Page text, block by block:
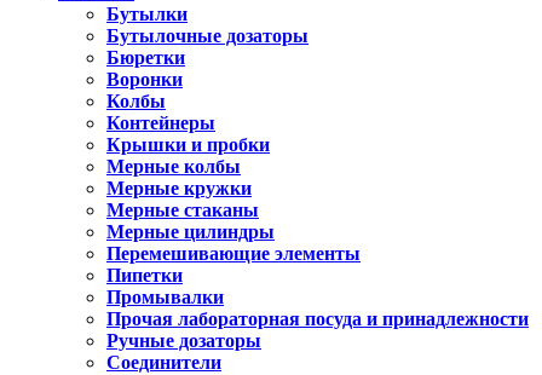
Бутылки
Бутылочные дозаторы
Бюретки
Воронки
Колбы
Контейнеры
Крышки и пробки
Мерные колбы
Мерные кружки
Мерные стаканы
Мерные цилиндры
Перемешивающие элементы
Пипетки
Промывалки
Прочая лабораторная посуда и принадлежности
Ручные дозаторы
Соединители